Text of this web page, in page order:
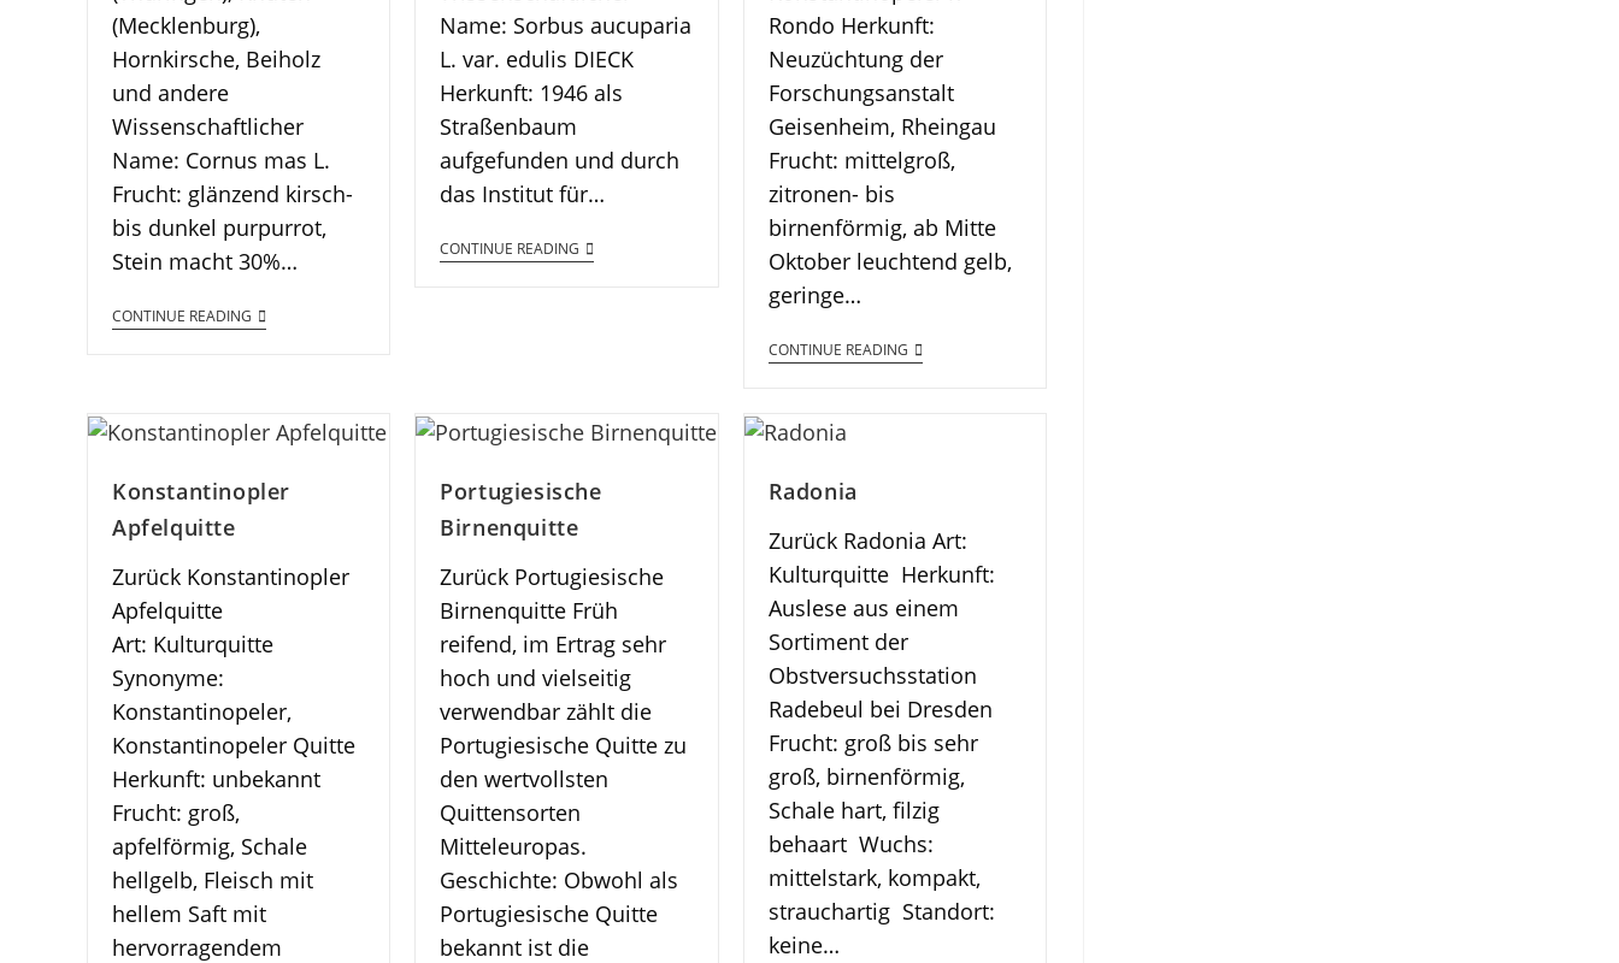
(Mecklenburg),
Hornkirsche, Beiholz
und andere
Wissenschaftlicher
Name: Cornus mas L.
Frucht: glänzend kirsch-
bis dunkel purpurrot,
Stein macht 30%…
CONTINUE READING
Name: Sorbus aucuparia
L. var. edulis DIECK
Herkunft: 1946 als
Straßenbaum
aufgefunden und durch
das Institut für…
CONTINUE READING
Rondo Herkunft:
Neuzüchtung der
Forschungsanstalt
Geisenheim, Rheingau
Frucht: mittelgroß,
zitronen- bis
birnenförmig, ab Mitte
Oktober leuchtend gelb,
geringe…
CONTINUE READING
Konstantinopler
Apfelquitte
Zurück Konstantinopler
Apfelquitte
Art: Kulturquitte
Synonyme:
Konstantinopeler,
Konstantinopeler Quitte
Herkunft: unbekannt
Frucht: groß,
apfelförmig, Schale
hellgelb, Fleisch mit
hellem Saft mit
hervorragendem
Portugiesische
Birnenquitte
Zurück Portugiesische
Birnenquitte Früh
reifend, im Ertrag sehr
hoch und vielseitig
verwendbar zählt die
Portugiesische Quitte zu
den wertvollsten
Quittensorten
Mitteleuropas.
Geschichte: Obwohl als
Portugiesische Quitte
bekannt ist die
Radonia
Zurück Radonia Art:
Kulturquitte Herkunft:
Auslese aus einem
Sortiment der
Obstversuchsstation
Radebeul bei Dresden
Frucht: groß bis sehr
groß, birnenförmig,
Schale hart, filzig
behaart Wuchs:
mittelstark, kompakt,
strauchartig Standort:
keine…